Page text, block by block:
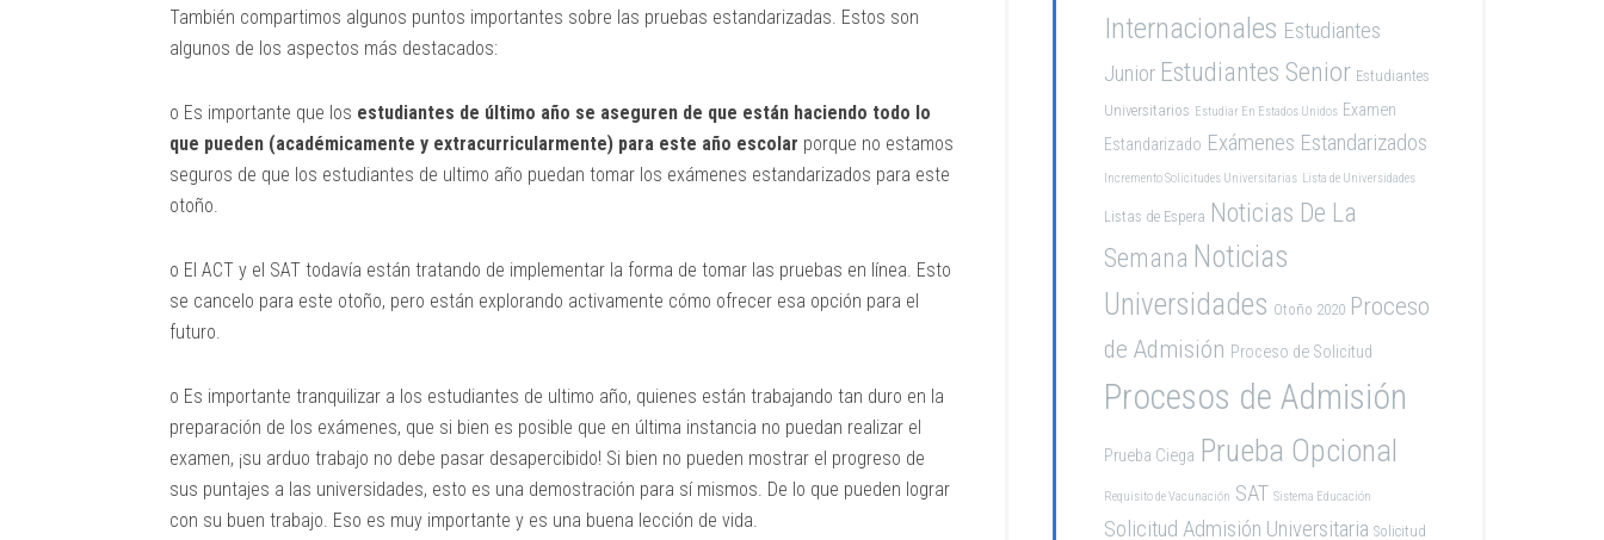
También compartimos algunos puntos importantes sobre las pruebas estandarizadas. Estos son
algunos de los aspectos más destacados:
o Es importante que los estudiantes de último año se aseguren de que están haciendo todo lo
que pueden (académicamente y extracurricularmente) para este año escolar porque no estamos
seguros de que los estudiantes de ultimo año puedan tomar los exámenes estandarizados para este
otoño.
o El ACT y el SAT todavía están tratando de implementar la forma de tomar las pruebas en línea. Esto
se cancelo para este otoño, pero están explorando activamente cómo ofrecer esa opción para el
futuro.
o Es importante tranquilizar a los estudiantes de ultimo año, quienes están trabajando tan duro en la
preparación de los exámenes, que si bien es posible que en última instancia no puedan realizar el
examen, ¡su arduo trabajo no debe pasar desapercibido! Si bien no pueden mostrar el progreso de
sus puntajes a las universidades, esto es una demostración para sí mismos. De lo que pueden lograr
con su buen trabajo. Eso es muy importante y es una buena lección de vida.
Internacionales Estudiantes
Junior Estudiantes Senior Estudiantes
Universitarios Estudiar En Estados Unidos Examen
Estandarizado Exámenes Estandarizados
Incremento Solicitudes Universitarias Lista de Universidades
Listas de Espera Noticias De La
Semana Noticias
Universidades Otoño 2020 Proceso
de Admisión Proceso de Solicitud
Procesos de Admisión
Prueba Ciega Prueba Opcional
Requisito de Vacunación SAT Sistema Educación
Solicitud Admisión Universitaria Solicitud